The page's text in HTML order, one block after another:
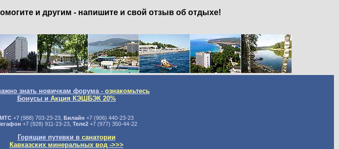
и другим - напишите и свой отзыв об отдыхе!
знать новичкам форума - ознакомьтесь
Бонусы и Акция КЭШБЭК 20%
МТС+7 (988) 703-23-23, Билайн +7 (906) 440-23-23
+7 (928) 911-23-23, Теле2+7 (977) 350-44-22
Горящие путевки в санатории
Кавказских минеральных вод ->>>